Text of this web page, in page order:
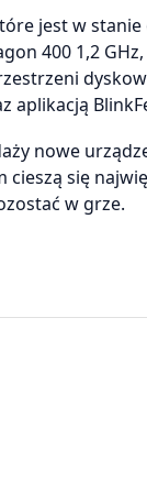
jest w
400 1,2
aplikacją
nowe
się
w grze.